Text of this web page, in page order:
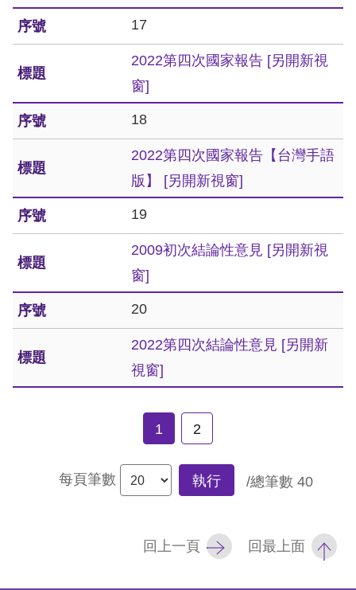
資
料
開
宣
障
礙
網
宣
17
2022第四次國家報告 [另開新視
窗]
18
2022第四次國家報告【台灣手語
版】 [另開新視窗]
19
2009初次結論性意見 [另開新視
窗]
20
2022第四次結論性意見 [另開新
視窗]
1 2
每頁筆數 執行 /總筆數 40
回上一頁 回最上面